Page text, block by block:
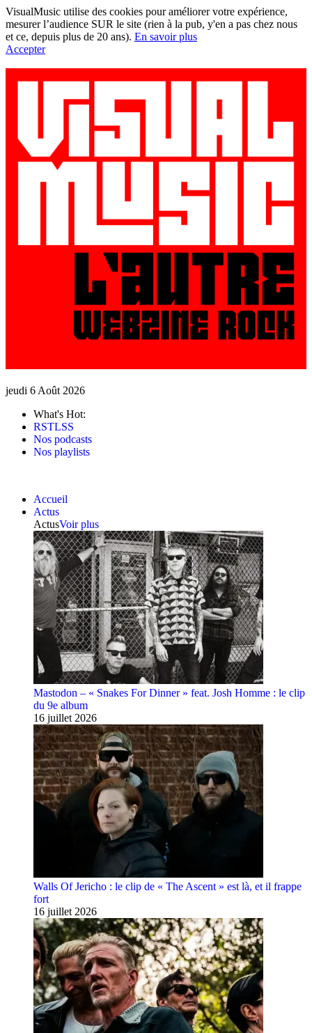
VisualMusic utilise des cookies pour améliorer votre expérience,
mesurer l’audience SUR le site (rien à la pub, y'en a pas chez nous
et ce, depuis plus de 20 ans). En savoir plus
Accepter
jeudi 6 Août 2026
What's Hot:
RSTLSS
Nos podcasts
Nos playlists
Accueil
Actus
ActusVoir plus
Mastodon – « Snakes For Dinner » feat. Josh Homme : le clip
du 9e album
16 juillet 2026
Walls Of Jericho : le clip de « The Ascent » est là, et il frappe
fort
16 juillet 2026